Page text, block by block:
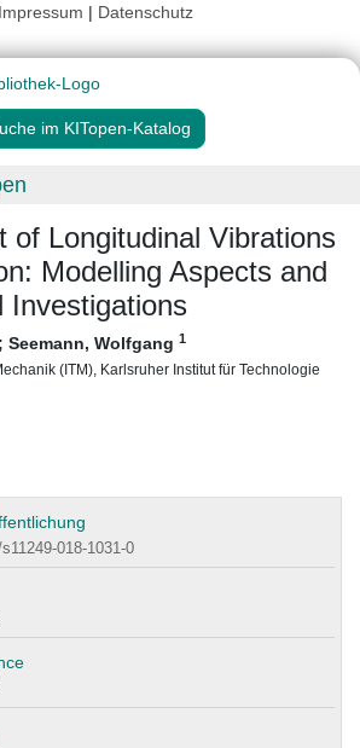
Impressum | Datenschutz
im KITopen-Katalog
of Longitudinal Vibrations
Modelling Aspects and
Investigations
; Seemann, Wolfgang 1
(ITM), Karlsruher Institut für Technologie
018-1031-0